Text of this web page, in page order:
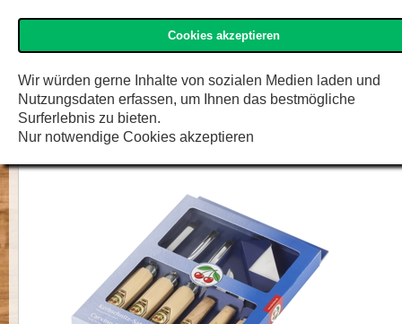
Cookies akzeptieren
Wir würden gerne Inhalte von sozialen Medien laden und
Nutzungsdaten erfassen, um Ihnen das bestmögliche
Surferlebnis zu bieten.
Nur notwendige Cookies akzeptieren
»Kirschen« Shop
Zur
Menü
Kerbschnitzsatz in SB-Karton, 7-